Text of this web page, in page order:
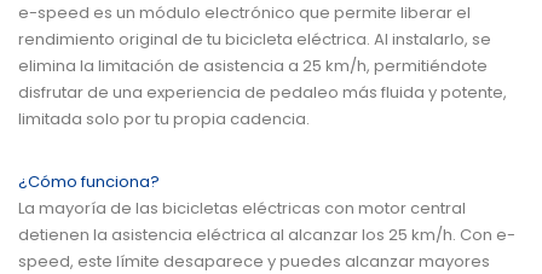
e-speed es un módulo electrónico que permite liberar el
rendimiento original de tu bicicleta eléctrica. Al instalarlo, se
elimina la limitación de asistencia a 25 km/h, permitiéndote
disfrutar de una experiencia de pedaleo más fluida y potente,
limitada solo por tu propia cadencia.
¿Cómo funciona?
La mayoría de las bicicletas eléctricas con motor central
detienen la asistencia eléctrica al alcanzar los 25 km/h. Con e-
speed, este límite desaparece y puedes alcanzar mayores